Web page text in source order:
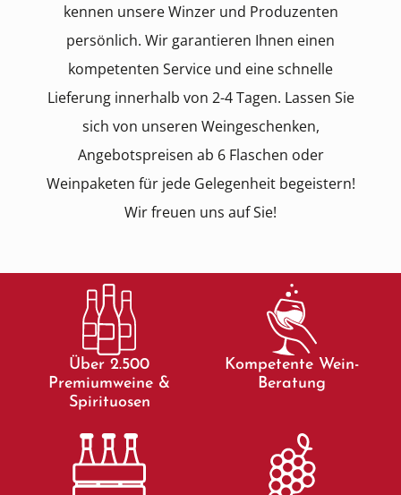
kennen unsere Winzer und Produzenten
persönlich. Wir garantieren Ihnen einen
kompetenten Service und eine schnelle
Lieferung innerhalb von 2-4 Tagen. Lassen Sie
sich von unseren Weingeschenken,
Angebotspreisen ab 6 Flaschen oder
Weinpaketen für jede Gelegenheit begeistern!
Wir freuen uns auf Sie!
Über 2.500
Premiumweine &
Spirituosen
Kompetente Wein-
Beratung